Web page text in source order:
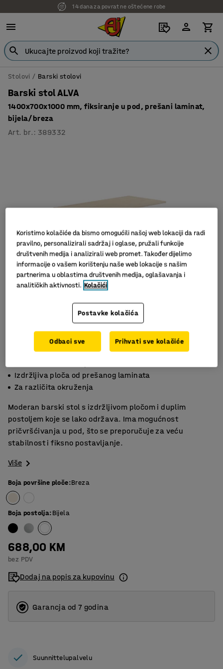
14 dana za povrat ne oštećene robe
Stolovi Barski stolovi
Barski stol ALVA
1400x700x1000 mm, fiksiranje u pod, prešani laminat,
bijela/breza
Art. br. : 389332
Izdržljiva ploča od prešanog laminata
Za različita okruženja
Moderan barski stol s izdržljivom pločom i duplim
postoljem koje se lako održava. Ima mogućnost
pričvršćivanja u pod, što se preporučuje za veću
stabilnost i fiksno postavljanje.
Više
Boja površine ploče:Breza
Boja postolja:Bijela
688,00 KM
bez PDV
Dodaj na popis za kupovinu
Garancja od 7 godina
Suunnittelupalvelu
Koristimo kolačiće da bismo omogućili našoj web lokaciji da radi
pravilno, personalizirali sadržaj i oglase, pružali funkcije
društvenih medija i analizirali web promet. Također dijelimo
informacije o vašem korištenju naše web lokacije s našim
partnerima u oblastima društvenih medija, oglašavanja i
analitičkih aktivnosti. Kolačići
Postavke kolačića
Odbaci sve Prihvati sve kolačiće